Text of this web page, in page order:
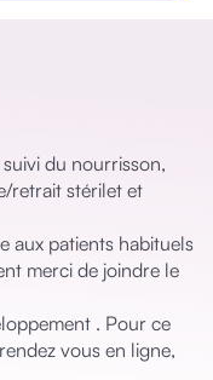
du nourrisson,
retrait stérilet et
aux patients habituels
merci de joindre le
. Pour ce
vous en ligne,